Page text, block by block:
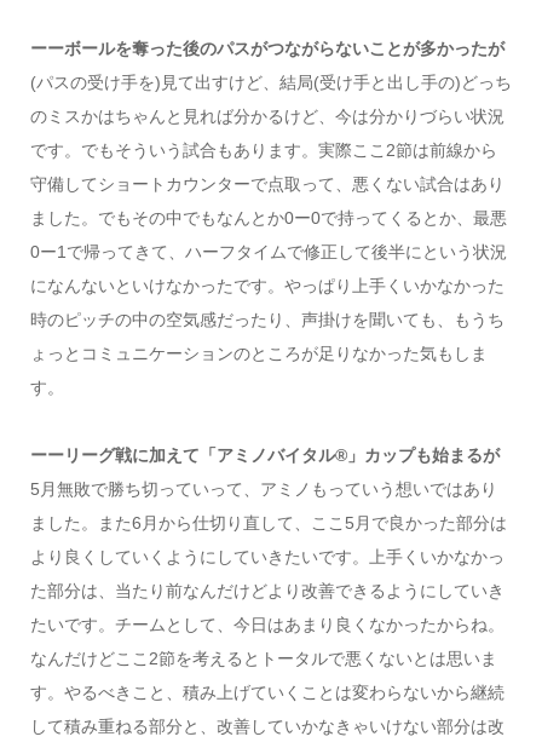
ーーボールを奪った後のパスがつながらないことが多かったが
(パスの受け手を)見て出すけど、結局(受け手と出し手の)どっち
のミスかはちゃんと見れば分かるけど、今は分かりづらい状況
です。でもそういう試合もあります。実際ここ2節は前線から
守備してショートカウンターで点取って、悪くない試合はあり
ました。でもその中でもなんとか0ー0で持ってくるとか、最悪
0ー1で帰ってきて、ハーフタイムで修正して後半にという状況
になんないといけなかったです。やっぱり上手くいかなかった
時のピッチの中の空気感だったり、声掛けを聞いても、もうち
ょっとコミュニケーションのところが足りなかった気もしま
す。
ーーリーグ戦に加えて「アミノバイタル®」カップも始まるが
5月無敗で勝ち切っていって、アミノもっていう想いではあり
ました。また6月から仕切り直して、ここ5月で良かった部分は
より良くしていくようにしていきたいです。上手くいかなかっ
た部分は、当たり前なんだけどより改善できるようにしていき
たいです。チームとして、今日はあまり良くなかったからね。
なんだけどここ2節を考えるとトータルで悪くないとは思いま
す。やるべきこと、積み上げていくことは変わらないから継続
して積み重ねる部分と、改善していかなきゃいけない部分は改